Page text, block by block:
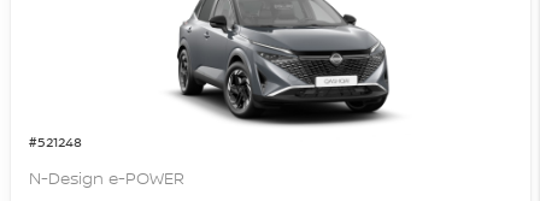
#521248
N-Design e-POWER